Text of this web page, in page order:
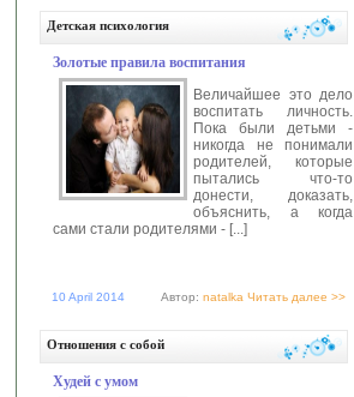
Детская психология
Золотые правила воспитания
Величайшее это дело
воспитать личность.
Пока были детьми -
никогда не понимали
родителей, которые
пытались что-то
донести, доказать,
объяснить, а когда
сами стали родителями - [...]
10 April 2014 Автор: natalka Читать далее >>
Отношения с собой
Худей с умом